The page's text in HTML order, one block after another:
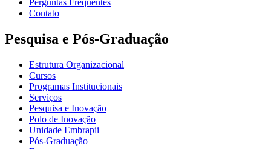
Contato
Pesquisa e Pós-Graduação
Estrutura Organizacional
Cursos
Programas Institucionais
Serviços
Pesquisa e Inovação
Polo de Inovação
Unidade Embrapii
Pós-Graduação